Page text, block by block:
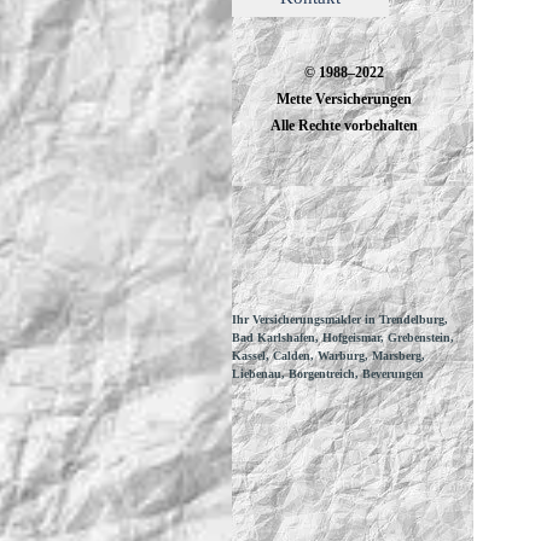
© 1988–2022
Mette Versicherungen
Alle Rechte vorbehalten
Ihr Versicherungsmakler in Trendelburg,
Bad Karlshafen, Hofgeismar, Grebenstein,
Kassel, Calden, Warburg, Marsberg,
Liebenau, Borgentreich, Beverungen